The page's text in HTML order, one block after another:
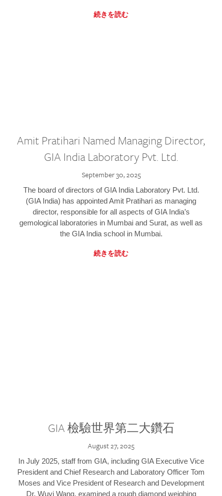
続きを読む
Amit Pratihari Named Managing Director,
GIA India Laboratory Pvt. Ltd.
September 30, 2025
The board of directors of GIA India Laboratory Pvt. Ltd.
(GIA India) has appointed Amit Pratihari as managing
director, responsible for all aspects of GIA India’s
gemological laboratories in Mumbai and Surat, as well as
the GIA India school in Mumbai.
続きを読む
GIA 檢驗世界第二大鑽石
August 27, 2025
In July 2025, staff from GIA, including GIA Executive Vice
President and Chief Research and Laboratory Officer Tom
Moses and Vice President of Research and Development
Dr. Wuyi Wang, examined a rough diamond weighing